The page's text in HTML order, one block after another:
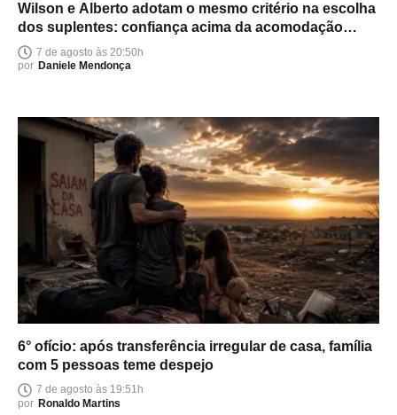
Wilson e Alberto adotam o mesmo critério na escolha
dos suplentes: confiança acima da acomodação
política
7 de agosto às 20:50h
por Daniele Mendonça
6° ofício: após transferência irregular de casa, família
com 5 pessoas teme despejo
7 de agosto às 19:51h
por Ronaldo Martins